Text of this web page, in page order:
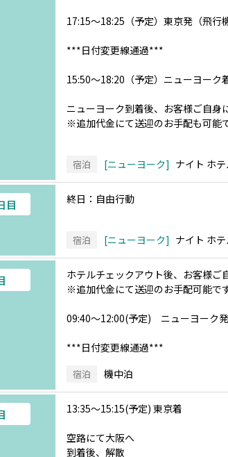
17:15～18:25（予定）東京発（飛行
***日付変更線通過***
15:50～18:20（予定）ニューヨーク
ニューヨーク到着後、お客様ご自身
※追加代金にて送迎のお手配も可能で
宿泊 ニューヨーク ナイト ホ
目 終日：自由行動
宿泊 ニューヨーク ナイト ホ
ホテルチェックアウト後、お客様ご
※追加代金にて送迎のお手配可能です
09:40～12:00(予定) ニューヨーク
***日付変更線通過***
宿泊 機中泊
13:35～15:15(予定) 東京着
空路にて大阪へ
到着後、解散